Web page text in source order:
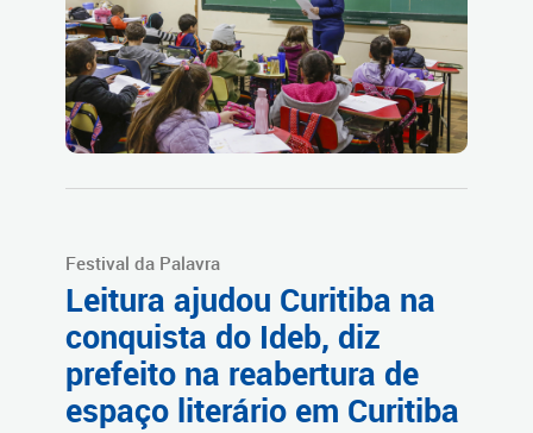
Festival da Palavra
Leitura ajudou Curitiba na
conquista do Ideb, diz
prefeito na reabertura de
espaço literário em Curitiba